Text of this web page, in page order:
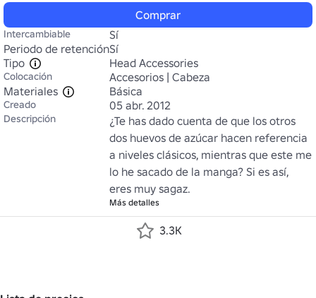
Comprar
Intercambiable
Sí
Periodo de retenciónSí
Tipo
Head Accessories
Colocación
Accesorios | Cabeza
Materiales
Básica
Creado 05 abr. 2012
Descripción
¿Te has dado cuenta de que los otros
dos huevos de azúcar hacen referencia
a niveles clásicos, mientras que este me
lo he sacado de la manga? Si es así,
eres muy sagaz.
Más detalles
3.3K